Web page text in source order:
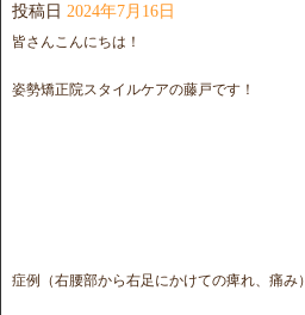
投稿日 2024年7月16日
皆さんこんにちは！
姿勢矯正院スタイルケアの藤戸です！
症例（右腰部から右足にかけての痺れ、痛み）